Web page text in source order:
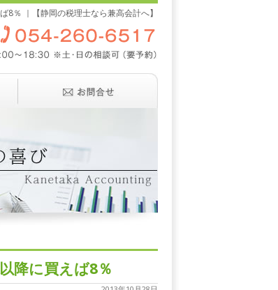
％ ｜【静岡の税理士なら兼高会計へ】
降に買えば8％